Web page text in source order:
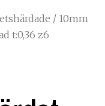
/ 10mm
t:0,36 z6